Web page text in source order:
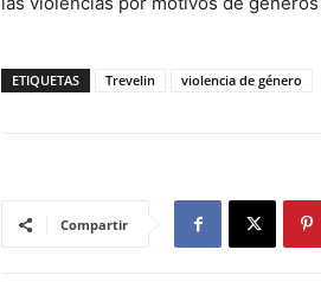
ETIQUETAS Trevelin violencia de género
Compartir